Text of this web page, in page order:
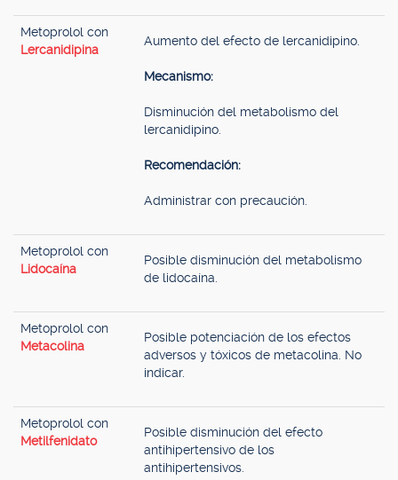
Metoprolol con
Lercanidipina
Aumento del efecto de lercanidipino.
Mecanismo:
Disminución del metabolismo del
lercanidipino.
Recomendación:
Administrar con precaución.
Metoprolol con
Lidocaína
Posible disminución del metabolismo
de lidocaína.
Metoprolol con
Metacolina
Posible potenciación de los efectos
adversos y tóxicos de metacolina. No
indicar.
Metoprolol con
Metilfenidato
Posible disminución del efecto
antihipertensivo de los
antihipertensivos.